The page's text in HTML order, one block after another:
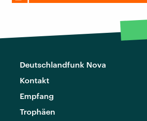
Deutschlandfunk Nova
Kontakt
Empfang
Trophäen